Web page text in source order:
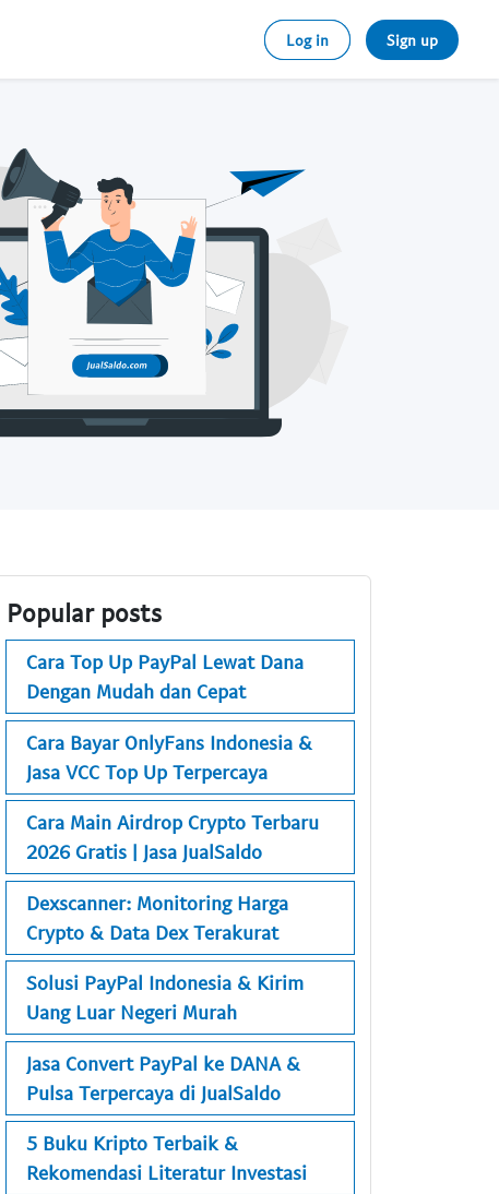
Log in Sign up
Popular posts
Cara Top Up PayPal Lewat Dana
Dengan Mudah dan Cepat
Cara Bayar OnlyFans Indonesia &
Jasa VCC Top Up Terpercaya
Cara Main Airdrop Crypto Terbaru
2026 Gratis | Jasa JualSaldo
Dexscanner: Monitoring Harga
Crypto & Data Dex Terakurat
Solusi PayPal Indonesia & Kirim
Uang Luar Negeri Murah
Jasa Convert PayPal ke DANA &
Pulsa Terpercaya di JualSaldo
5 Buku Kripto Terbaik &
Rekomendasi Literatur Investasi